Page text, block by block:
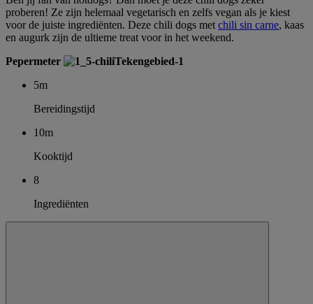
proberen! Ze zijn helemaal vegetarisch en zelfs vegan als je kiest
voor de juiste ingrediënten. Deze chili dogs met chili sin carne, kaas
en augurk zijn de ultieme treat voor in het weekend.
Pepermeter
5m
Bereidingstijd
10m
Kooktijd
8
Ingrediënten